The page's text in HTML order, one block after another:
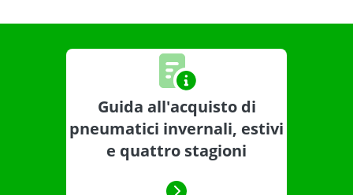
Guida all'acquisto di
pneumatici invernali, estivi
e quattro stagioni